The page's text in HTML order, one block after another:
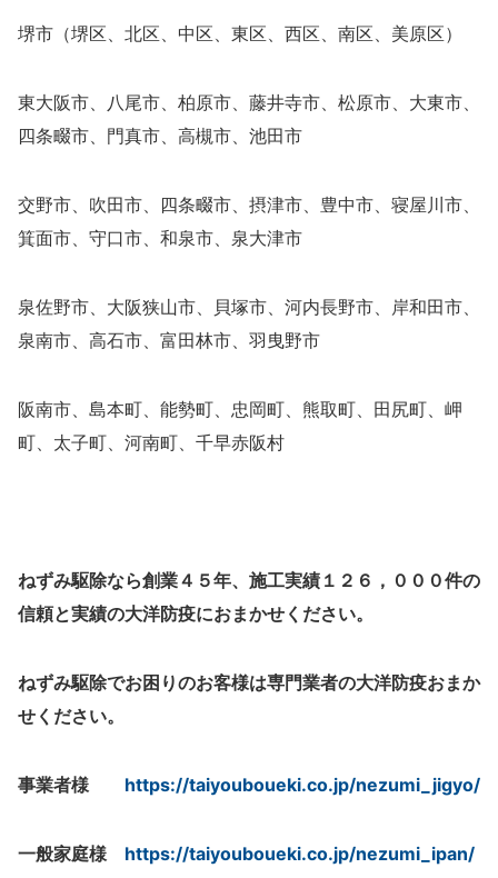
堺市（堺区、北区、中区、東区、西区、南区、美原区）
東大阪市、八尾市、柏原市、藤井寺市、松原市、大東市、
四条畷市、門真市、高槻市、池田市
交野市、吹田市、四条畷市、摂津市、豊中市、寝屋川市、
箕面市、守口市、和泉市、泉大津市
泉佐野市、大阪狭山市、貝塚市、河内長野市、岸和田市、
泉南市、高石市、富田林市、羽曳野市
阪南市、島本町、能勢町、忠岡町、熊取町、田尻町、岬
町、太子町、河南町、千早赤阪村
ねずみ駆除なら創業４５年、施工実績１２６，０００件の
信頼と実績の大洋防疫におまかせください。
ねずみ駆除でお困りのお客様は専門業者の大洋防疫おまか
せください。
事業者様 https://taiyouboueki.co.jp/nezumi_jigyo/
一般家庭様 https://taiyouboueki.co.jp/nezumi_ipan/